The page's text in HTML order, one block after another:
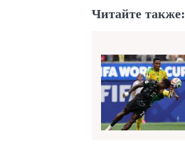
Читайте также: